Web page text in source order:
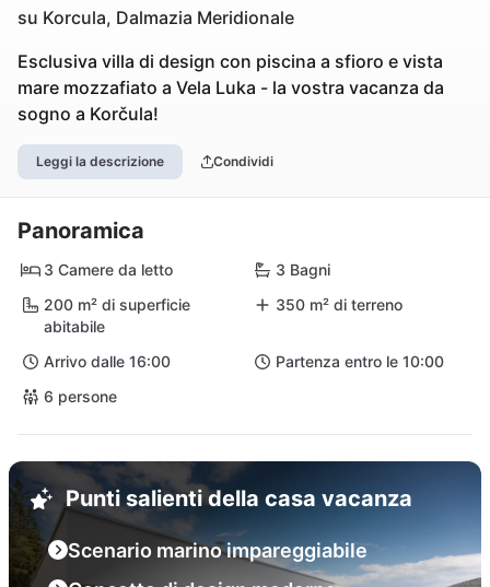
su Korcula, Dalmazia Meridionale
Esclusiva villa di design con piscina a sfioro e vista
mare mozzafiato a Vela Luka - la vostra vacanza da
sogno a Korčula!
Leggi la descrizione Condividi
Panoramica
3 Camere da letto
3 Bagni
200 m² di superficie
abitabile
350 m² di terreno
Arrivo dalle 16:00
Partenza entro le 10:00
6 persone
Punti salienti della casa vacanza
Scenario marino impareggiabile